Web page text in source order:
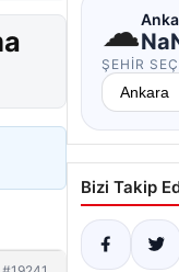
☁
ŞEHIR SEÇ
Bizi Takip